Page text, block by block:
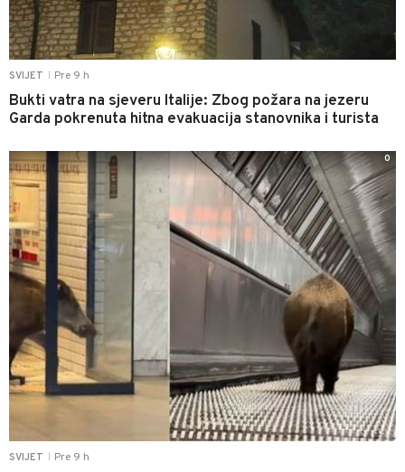
SVIJET Pre 9 h
Bukti vatra na sjeveru Italije: Zbog požara na jezeru
Garda pokrenuta hitna evakuacija stanovnika i turista
SVIJET Pre 9 h
0